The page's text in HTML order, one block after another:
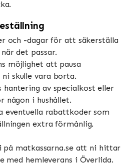
och -dagar för att säkerställa
det passar.
möjlighet att pausa
skulle vara borta.
hantering av specialkost eller
någon i hushållet.
rabattkoder som
extra förmånlig.
på matkassarna.se att ni hittar
med hemleverans i Överlida.